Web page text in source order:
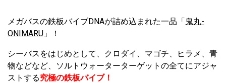
メガバスの鉄板バイブDNAが詰め込まれた一品「鬼丸-
ONIMARU 」！
シーバスをはじめとして、クロダイ、マゴチ、ヒラメ、青
物などなど、ソルトウォーターターゲットの全てにアジャ
ストする究極の鉄板バイブ！